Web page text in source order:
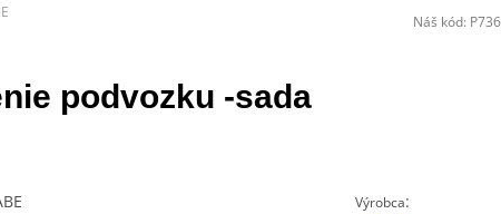
podvozku -sada
Výrobca:
Náš kód: P736